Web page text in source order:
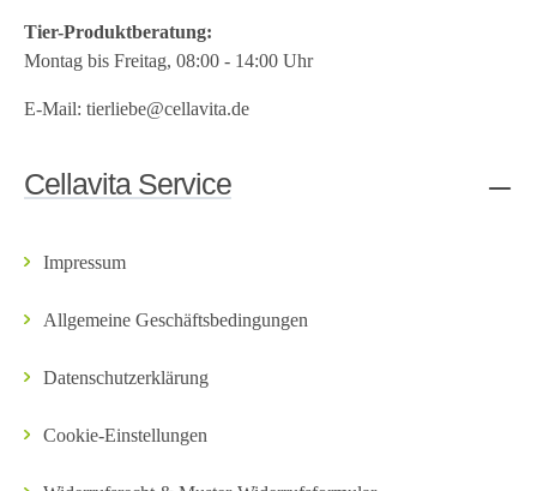
Tier-Produktberatung:
Montag bis Freitag, 08:00 - 14:00 Uhr
E-Mail: tierliebe@cellavita.de
Cellavita Service
Impressum
Allgemeine Geschäftsbedingungen
Datenschutzerklärung
Cookie-Einstellungen